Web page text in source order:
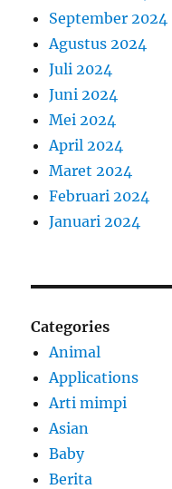
September 2024
Agustus 2024
Juli 2024
Juni 2024
Mei 2024
April 2024
Maret 2024
Februari 2024
Januari 2024
Categories
Animal
Applications
Arti mimpi
Asian
Baby
Berita